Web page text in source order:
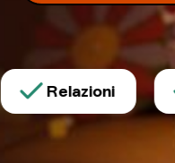
Relazioni